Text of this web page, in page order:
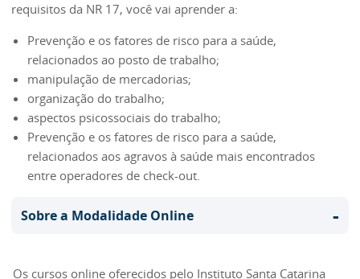
requisitos da NR 17, você vai aprender a:
Prevenção e os fatores de risco para a saúde,
relacionados ao posto de trabalho;
manipulação de mercadorias;
organização do trabalho;
aspectos psicossociais do trabalho;
Prevenção e os fatores de risco para a saúde,
relacionados aos agravos à saúde mais encontrados
entre operadores de check-out.
Sobre a Modalidade Online -
Os cursos online oferecidos pelo Instituto Santa Catarina